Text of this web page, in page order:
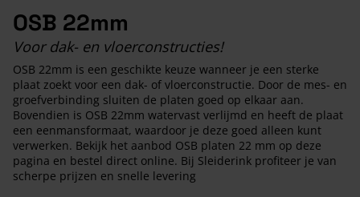
OSB 22mm
Voor dak- en vloerconstructies!
OSB 22mm is een geschikte keuze wanneer je een sterke
plaat zoekt voor een dak- of vloerconstructie. Door de mes- en
groefverbinding sluiten de platen goed op elkaar aan.
Bovendien is OSB 22mm watervast verlijmd en heeft de plaat
een eenmansformaat, waardoor je deze goed alleen kunt
verwerken. Bekijk het aanbod OSB platen 22 mm op deze
pagina en bestel direct online. Bij Sleiderink profiteer je van
scherpe prijzen en snelle levering